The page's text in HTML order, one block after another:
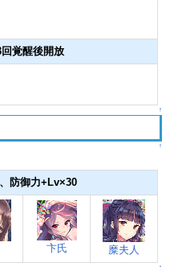
回覚醒後開放
↑
↑
防御力+Lv×30
卞氏 糜夫人